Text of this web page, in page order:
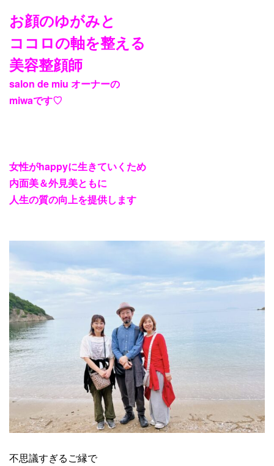
お顔のゆがみと
ココロの軸を整える
美容整顔師
salon de miu オーナーの
miwaです♡
女性がhappyに生きていくため
内面美＆外見美ともに
人生の質の向上を提供します
不思議すぎるご縁で